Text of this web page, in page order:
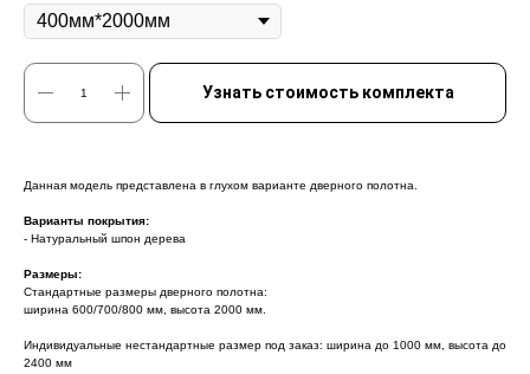
Узнать стоимость комплекта
Данная модель представлена в глухом варианте дверного полотна.
Варианты покрытия:
- Натуральный шпон дерева
Размеры:
Стандартные размеры дверного полотна:
ширина 600/700/800 мм, высота 2000 мм.
Индивидуальные нестандартные размер под заказ: ширина до 1000 мм, высота до
2400 мм